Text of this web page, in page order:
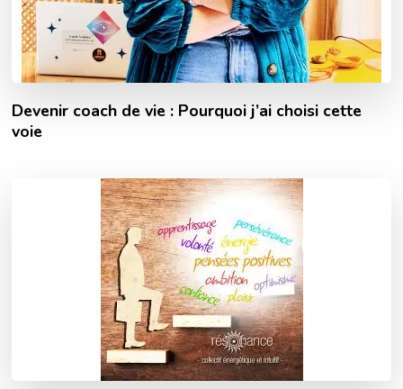
Devenir coach de vie : Pourquoi j’ai choisi cette
voie